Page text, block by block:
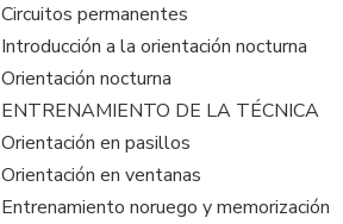
Circuitos permanentes
Introducción a la orientación nocturna
Orientación nocturna
ENTRENAMIENTO DE LA TÉCNICA
Orientación en pasillos
Orientación en ventanas
Entrenamiento noruego y memorización